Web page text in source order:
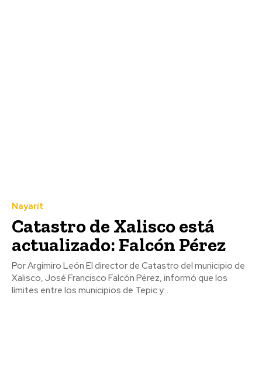
Nayarit
Catastro de Xalisco está
actualizado: Falcón Pérez
Por Argimiro León El director de Catastro del municipio de
Xalisco, José Francisco Falcón Pérez, informó que los
límites entre los municipios de Tepic y...